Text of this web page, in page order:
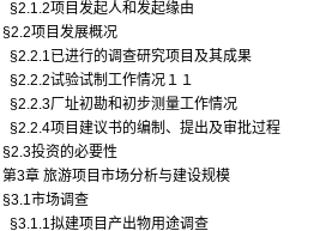
§2.1.2项目发起人和发起缘由
§2.2项目发展概况
§2.2.1已进行的调查研究项目及其成果
§2.2.2试验试制工作情况１１
§2.2.3厂址初勘和初步测量工作情况
§2.2.4项目建议书的编制、提出及审批过程
§2.3投资的必要性
第3章 旅游项目市场分析与建设规模
§3.1市场调查
§3.1.1拟建项目产出物用途调查